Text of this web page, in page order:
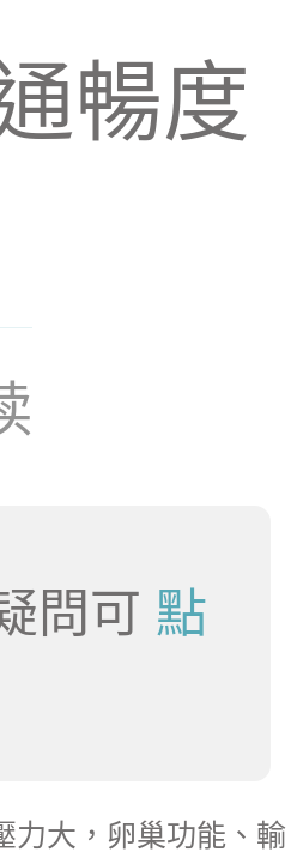
暢度
問可 點
力大，卵巢功能、輸